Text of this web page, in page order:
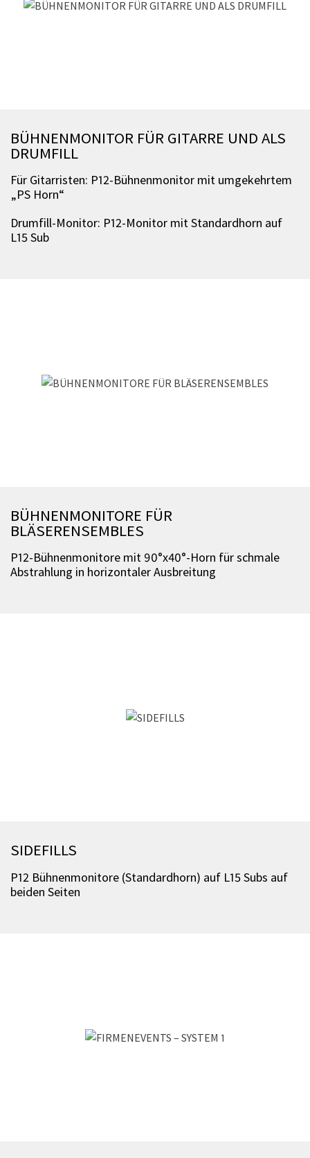
BÜHNENMONITOR FÜR GITARRE UND ALS
DRUMFILL
Für Gitarristen: P12-Bühnenmonitor mit umgekehrtem
„PS Horn“
Drumfill-Monitor: P12-Monitor mit Standardhorn auf
L15 Sub
BÜHNENMONITORE FÜR
BLÄSERENSEMBLES
P12-Bühnenmonitore mit 90°x40°-Horn für schmale
Abstrahlung in horizontaler Ausbreitung
SIDEFILLS
P12 Bühnenmonitore (Standardhorn) auf L15 Subs auf
beiden Seiten